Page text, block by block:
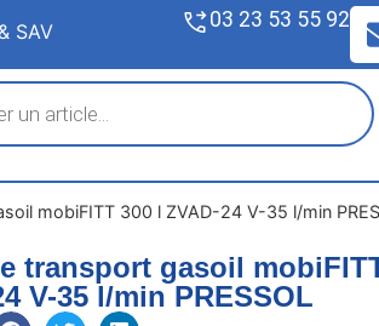
SAV 03 23 53 55 92
mobiFITT 300 l ZVAD-24 V-35 l/min
transport gasoil
V-35 l/min PRESSOL